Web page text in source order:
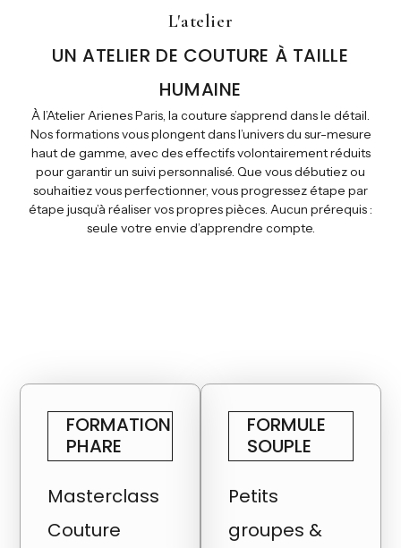
L'atelier
UN ATELIER DE COUTURE À TAILLE
HUMAINE
À l’Atelier Arienes Paris, la couture s’apprend dans le détail.
Nos formations vous plongent dans l’univers du sur-mesure
haut de gamme, avec des effectifs volontairement réduits
pour garantir un suivi personnalisé. Que vous débutiez ou
souhaitiez vous perfectionner, vous progressez étape par
étape jusqu’à réaliser vos propres pièces. Aucun prérequis :
seule votre envie d’apprendre compte.
FORMATION
PHARE
Masterclass
Couture
FORMULE
SOUPLE
Petits
groupes &